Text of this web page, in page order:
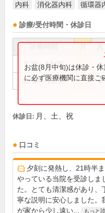
内科 消化器内科 循環器
診療/受付時間・休診日
9:30～13:00 ●
19:30～21:30 ●
お盆(8月中旬)は休診・
に必ず医療機関に直接ご
休診日: 月、土、祝
口コミ
夕刻に発熱し、21時半
やっている当院を受診しま
た。とても清潔感があり、
寧な説明に安心しました。
が家から少し遠い...
もっと